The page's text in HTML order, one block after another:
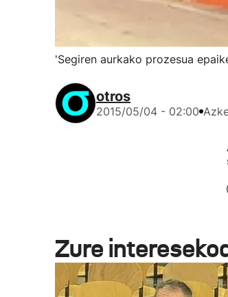
'Segiren aurkako prozesua
otros
2015/05/04 - 02:00
Zure